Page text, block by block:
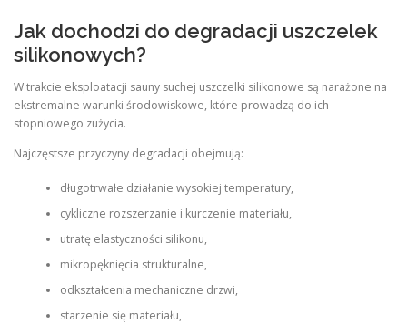
Jak dochodzi do degradacji uszczelek
silikonowych?
W trakcie eksploatacji sauny suchej uszczelki silikonowe są narażone na
ekstremalne warunki środowiskowe, które prowadzą do ich
stopniowego zużycia.
Najczęstsze przyczyny degradacji obejmują:
długotrwałe działanie wysokiej temperatury,
cykliczne rozszerzanie i kurczenie materiału,
utratę elastyczności silikonu,
mikropęknięcia strukturalne,
odkształcenia mechaniczne drzwi,
starzenie się materiału,